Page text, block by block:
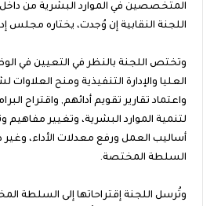
المتخصصين في الموارد البشرية من داخل
اللجنة النقابية إن وُجدت، يختاره مجلس
وتختص اللجنة بالنظر في التعيين في
العليا والإدارة التنفيذية ومنح
واعتماد تقارير تقويم أدائهم, واقتراح
لتنمية الموارد البشرية، وتغيير مفاهيم
أساليب العمل ورفع معدلات الأداء، وغير
السلطة المختصة.
وتُرسل اللجنة إقتراحاتها إلى السلطة